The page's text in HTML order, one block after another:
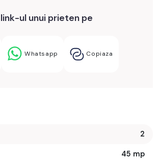
ul unui prieten pe
Whatsapp Copiaza
2
45 mp